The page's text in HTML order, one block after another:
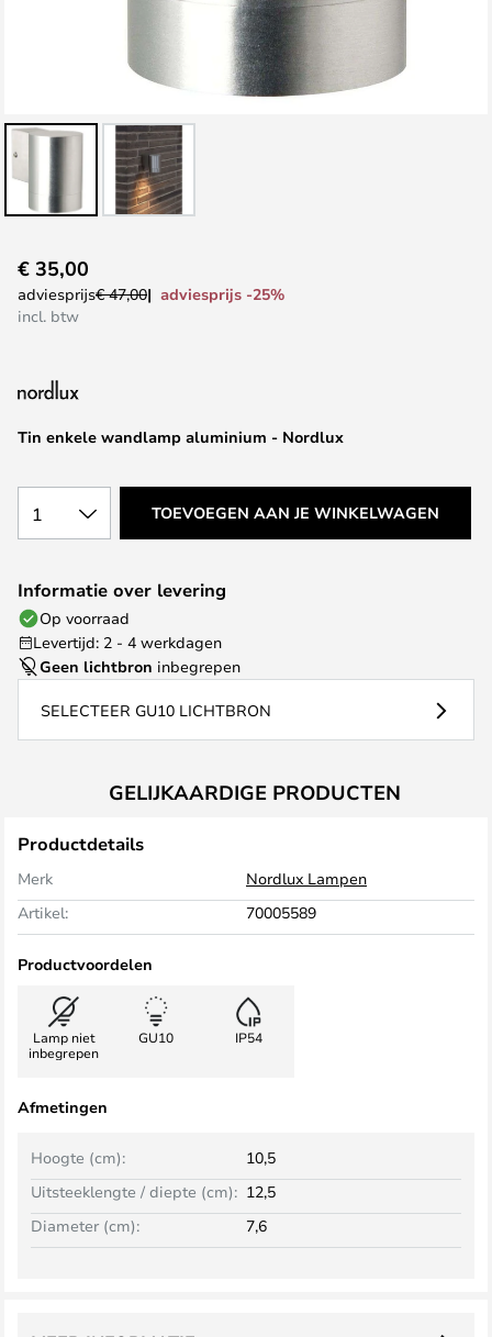
naar
het
de
gallerij
Tin enkele wandlamp aluminium - Nordlux
€ 35,00
adviesprijs€ 47,00
adviesprijs -25%
incl. btw
1 TOEVOEGEN AAN JE WINKELWAGEN
Informatie over levering
Op voorraad
Levertijd: 2 - 4 werkdagen
Geen lichtbron inbegrepen
SELECTEER GU10 LICHTBRON
GELIJKAARDIGE PRODUCTEN
Productdetails
Merk
Nordlux Lampen
Artikel:
70005589
Productvoordelen
Lamp niet
inbegrepen
GU10 IP54
Afmetingen
Hoogte (cm):
10,5
Uitsteeklengte / diepte (cm): 12,5
Diameter (cm):
7,6